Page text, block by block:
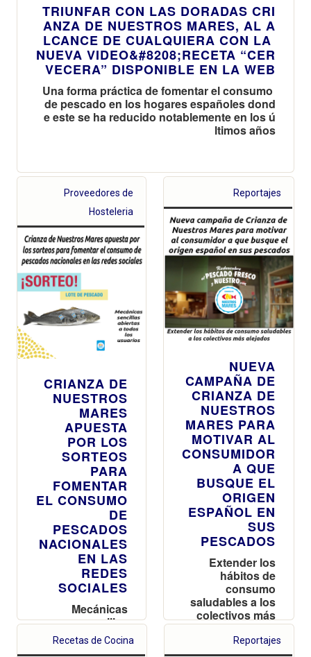
TRIUNFAR CON LAS DORADAS CRI
ANZA DE NUESTROS MARES, AL A
LCANCE DE CUALQUIERA CON LA
NUEVA VIDEO&#8208;RECETA “CER
VECERA” DISPONIBLE EN LA WEB
Una forma práctica de fomentar el consumo
de pescado en los hogares españoles dond
e este se ha reducido notablemente en los ú
ltimos años
Proveedores de
Hosteleria
CRIANZA DE
NUESTROS
MARES
APUESTA
POR LOS
SORTEOS
PARA
FOMENTAR
EL CONSUMO
DE
PESCADOS
NACIONALES
EN LAS
REDES
SOCIALES
Mecánicas
sencillas
abiertas a todos
los usuarios
Reportajes
NUEVA
CAMPAÑA DE
CRIANZA DE
NUESTROS
MARES PARA
MOTIVAR AL
CONSUMIDOR
A QUE
BUSQUE EL
ORIGEN
ESPAÑOL EN
SUS
PESCADOS
Extender los
hábitos de
consumo
saludables a los
colectivos más
alejados
Recetas de Cocina Reportajes